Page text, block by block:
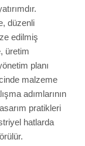
düzenli
edilmiş
üretim
planı
malzeme
adımlarının
pratikleri
hatlarda